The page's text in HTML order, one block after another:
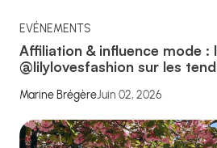
EVÉNEMENTS
Affiliation & influence mode :
@lilylovesfashion sur les
Marine BrégèreJuin 02, 2026